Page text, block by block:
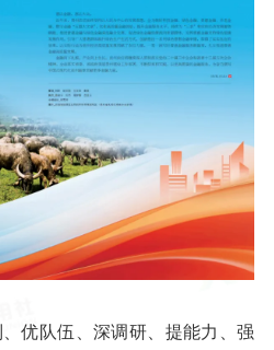
优队伍、深调研、提能力、强